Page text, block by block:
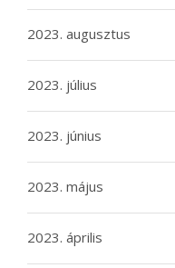
2023. augusztus
2023. július
2023. június
2023. május
2023. április